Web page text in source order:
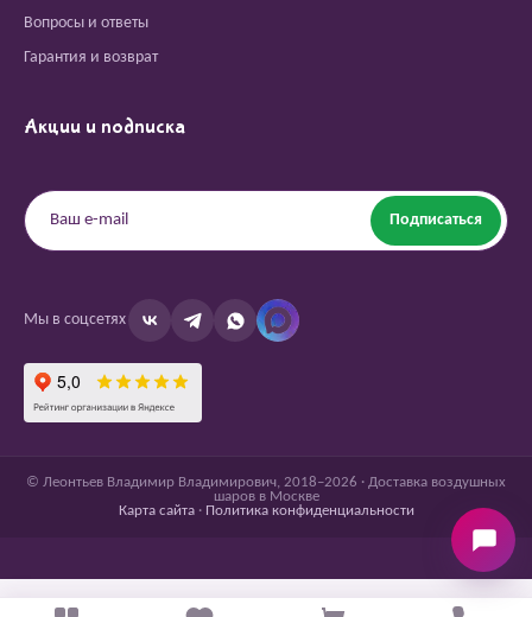
Вопросы и ответы
Гарантия и возврат
Акции и подписка
Подписаться
Мы в соцсетях
© Леонтьев Владимир Владимирович, 2018–2026 · Доставка воздушных
шаров в Москве
Карта сайта· Политика конфиденциальности